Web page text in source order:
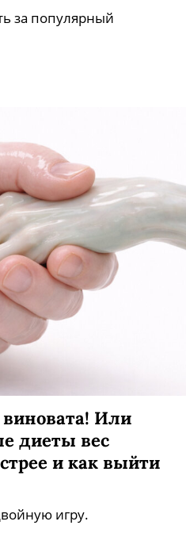
за популярный
Или
диеты вес
и как выйти
игру.